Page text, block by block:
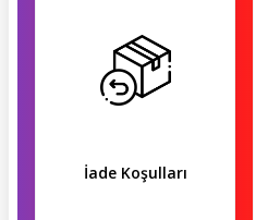
İade Koşulları